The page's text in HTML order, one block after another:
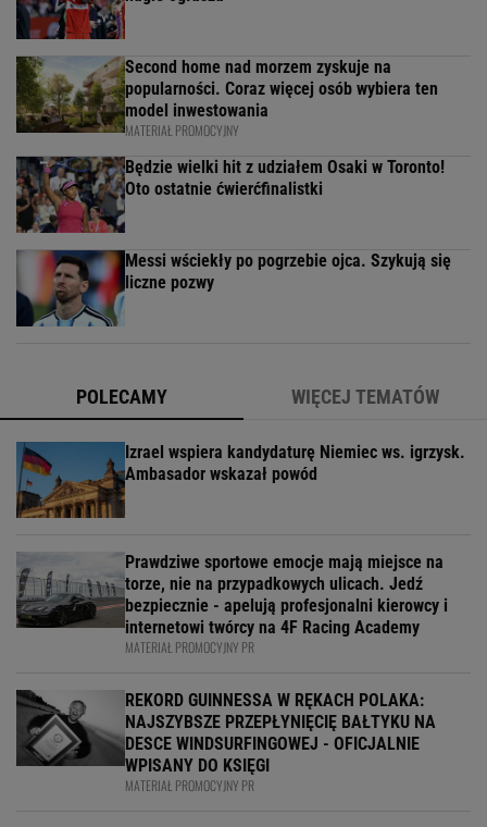
Second home nad morzem zyskuje na
popularności. Coraz więcej osób wybiera ten
model inwestowania
MATERIAŁ PROMOCYJNY
Będzie wielki hit z udziałem Osaki w Toronto!
Oto ostatnie ćwierćfinalistki
Messi wściekły po pogrzebie ojca. Szykują się
liczne pozwy
POLECAMY WIĘCEJ TEMATÓW
Izrael wspiera kandydaturę Niemiec ws. igrzysk.
Ambasador wskazał powód
Prawdziwe sportowe emocje mają miejsce na
torze, nie na przypadkowych ulicach. Jedź
bezpiecznie - apelują profesjonalni kierowcy i
internetowi twórcy na 4F Racing Academy
MATERIAŁ PROMOCYJNY PR
REKORD GUINNESSA W RĘKACH POLAKA:
NAJSZYBSZE PRZEPŁYNIĘCIĘ BAŁTYKU NA
DESCE WINDSURFINGOWEJ - OFICJALNIE
WPISANY DO KSIĘGI
MATERIAŁ PROMOCYJNY PR